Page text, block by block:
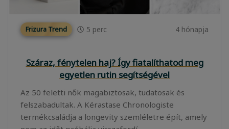
Frizura Trend 5 perc 4 hónapja
Száraz, fénytelen haj? Így fiatalíthatod meg
egyetlen rutin segítségével
Az 50 feletti nők magabiztosak, tudatosak és
felszabadultak. A Kérastase Chronologiste
termékcsaládja a longevity szemléletre épít, amely